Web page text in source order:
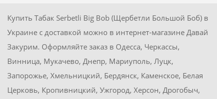
Купить Табак Serbetli Big Bob (Щербетли Большой Боб) в
Украине с доставкой можно в интернет-магазине Давай
Закурим. Оформляйте заказ в Одесса, Черкассы,
Винница, Мукачево, Днепр, Мариуполь, Луцк,
Запорожье, Хмельницкий, Бердянск, Каменское, Белая
Церковь, Кропивницкий, Ужгород, Херсон, Дрогобыч,